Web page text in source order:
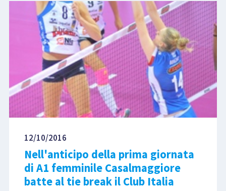
12/10/2016
Nell'anticipo della prima giornata
di A1 femminile Casalmaggiore
batte al tie break il Club Italia